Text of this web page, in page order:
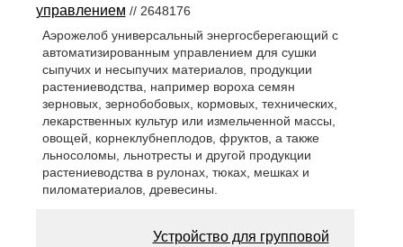
управлением // 2648176
Аэрожелоб универсальный энергосберегающий с
автоматизированным управлением для сушки
сыпучих и несыпучих материалов, продукции
растениеводства, например вороха семян
зерновых, зернобобовых, кормовых, технических,
лекарственных культур или измельченной массы,
овощей, корнеклубнеплодов, фруктов, а также
льносоломы, льнотресты и другой продукции
растениеводства в рулонах, тюках, мешках и
пиломатериалов, древесины.
Устройство для групповой